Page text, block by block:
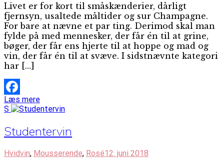
Livet er for kort til småskænderier, dårligt
fjernsyn, usaltede måltider og sur Champagne.
For bare at nævne et par ting. Derimod skal man
fylde på med mennesker, der får én til at grine,
bøger, der får ens hjerte til at hoppe og mad og
vin, der får én til at svæve. I sidstnævnte kategori
har […]
Facebook
Læs mere
S
Studentervin
Hvidvin, Mousserende, Rosé12. juni 2018